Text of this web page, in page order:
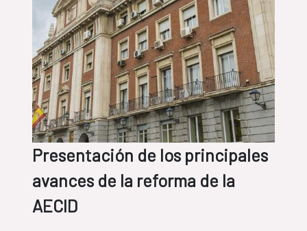
Presentación de los principales
avances de la reforma de la
AECID